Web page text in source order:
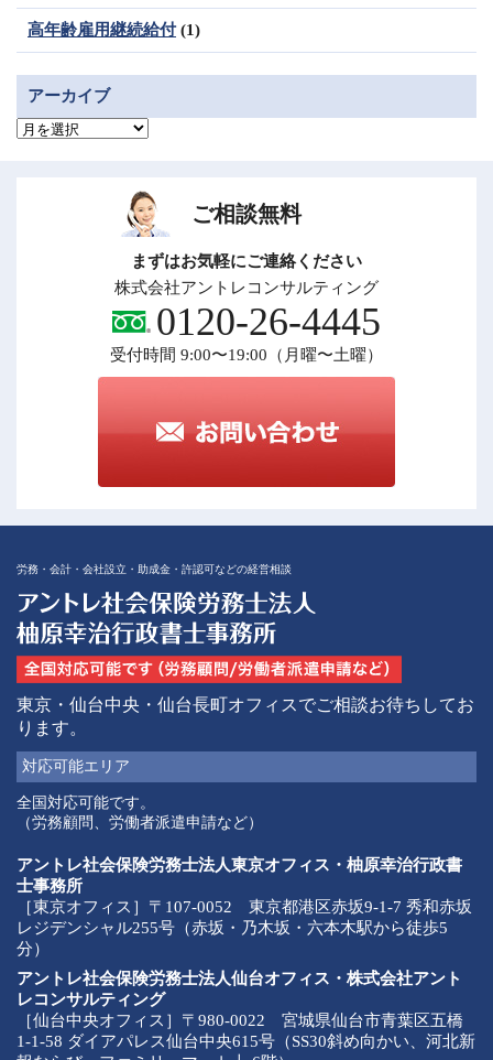
高年齢雇用継続給付(1)
アーカイブ
ア
ご相談無料
まずはお気軽にご連絡ください
株式会社アントレコンサルティング
0120-26-4445
受付時間 9:00〜19:00（月曜〜土曜）
労務・会計・会社設立・助成金・許認可などの経営相談
東京・仙台中央・仙台長町オフィスでご相談お待ちしてお
ります。
対応可能エリア
全国対応可能です。
（労務顧問、労働者派遣申請など）
アントレ社会保険労務士法人東京オフィス・柚原幸治行政書
士事務所
［東京オフィス］〒107-0052 東京都港区赤坂9-1-7 秀和赤坂
レジデンシャル255号（赤坂・乃木坂・六本木駅から徒歩5
分）
アントレ社会保険労務士法人仙台オフィス・株式会社アント
レコンサルティング
［仙台中央オフィス］〒980-0022 宮城県仙台市青葉区五橋
1-1-58 ダイアパレス仙台中央615号（SS30斜め向かい、河北新